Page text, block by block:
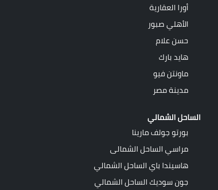
أورا العقارية
الأهلي صبور
حسن علام
هايد بارك
ماونتن فيو
مدينة مصر
الساحل الشمالي
بورتو جولف مارينا
مراسي الساحل الشمالى
هاسيندا باي الساحل الشمالي
جون سوديك الساحل الشمالي